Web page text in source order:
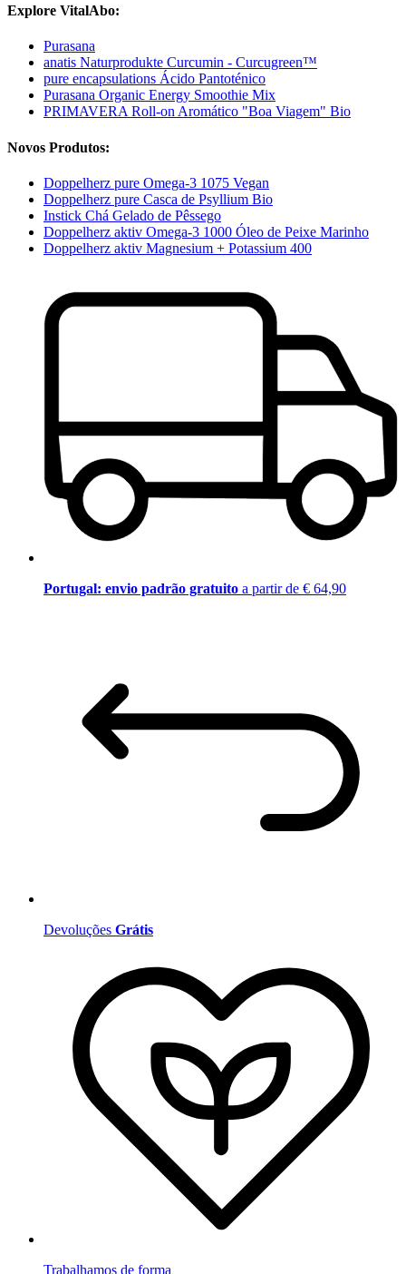
Explore VitalAbo:
Purasana
anatis Naturprodukte Curcumin - Curcugreen™
pure encapsulations Ácido Pantoténico
Purasana Organic Energy Smoothie Mix
PRIMAVERA Roll-on Aromático "Boa Viagem" Bio
Novos Produtos:
Doppelherz pure Omega-3 1075 Vegan
Doppelherz pure Casca de Psyllium Bio
Instick Chá Gelado de Pêssego
Doppelherz aktiv Omega-3 1000 Óleo de Peixe Marinho
Doppelherz aktiv Magnesium + Potassium 400
Portugal: envio padrão gratuito a partir de € 64,90
Devoluções Grátis
Trabalhamos de forma